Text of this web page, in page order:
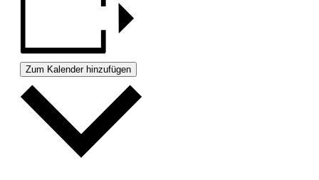
Zum Kalender hinzufügen